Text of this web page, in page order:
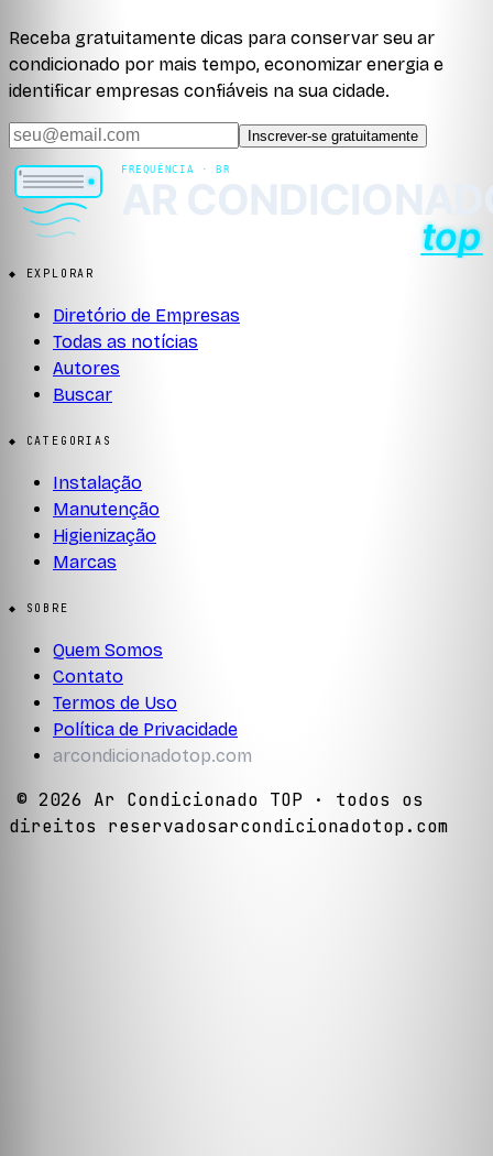
Receba gratuitamente dicas para conservar seu ar
condicionado por mais tempo, economizar energia e
identificar empresas confiáveis na sua cidade.
Inscrever-se gratuitamente
◆ EXPLORAR
Diretório de Empresas
Todas as notícias
Autores
Buscar
◆ CATEGORIAS
Instalação
Manutenção
Higienização
Marcas
◆ SOBRE
Quem Somos
Contato
Termos de Uso
Política de Privacidade
arcondicionadotop.com
© 2026 Ar Condicionado TOP · todos os
direitos reservadosarcondicionadotop.com